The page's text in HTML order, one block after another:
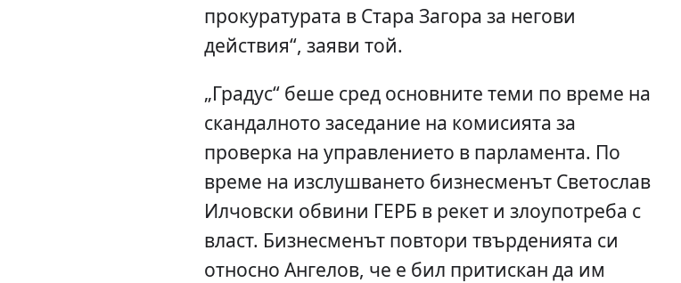
прокуратурата в Стара Загора за негови
действия“, заяви той.
„Градус“ беше сред основните теми по време на
скандалното заседание на комисията за
проверка на управлението в парламента. По
време на изслушването бизнесменът Светослав
Илчовски обвини ГЕРБ в рекет и злоупотреба с
власт. Бизнесменът повтори твърденията си
относно Ангелов, че е бил притискан да им